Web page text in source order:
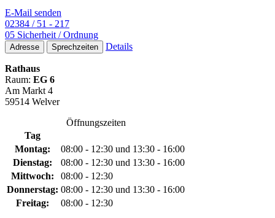
E-Mail senden
02384 / 51 - 217
05 Sicherheit / Ordnung
Adresse Sprechzeiten Details
Rathaus
Raum: EG 6
Am Markt 4
59514 Welver
Öffnungszeiten
Tag
Montag:
08:00 - 12:30 und 13:30 - 16:00
Dienstag:
08:00 - 12:30 und 13:30 - 16:00
Mittwoch:
08:00 - 12:30
Donnerstag: 08:00 - 12:30 und 13:30 - 16:00
Freitag:
08:00 - 12:30